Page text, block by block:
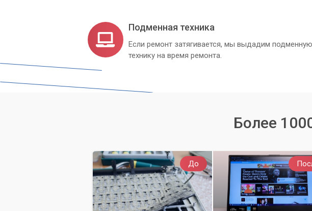
Подменная техника
Если ремонт затягивается, мы выдадим подменную
технику на время ремонта.
Более
До